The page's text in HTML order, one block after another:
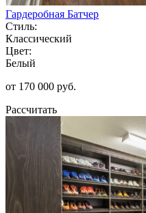
Гардеробная Батчер
Стиль:
Классический
Цвет:
Белый
от 170 000 руб.
Рассчитать